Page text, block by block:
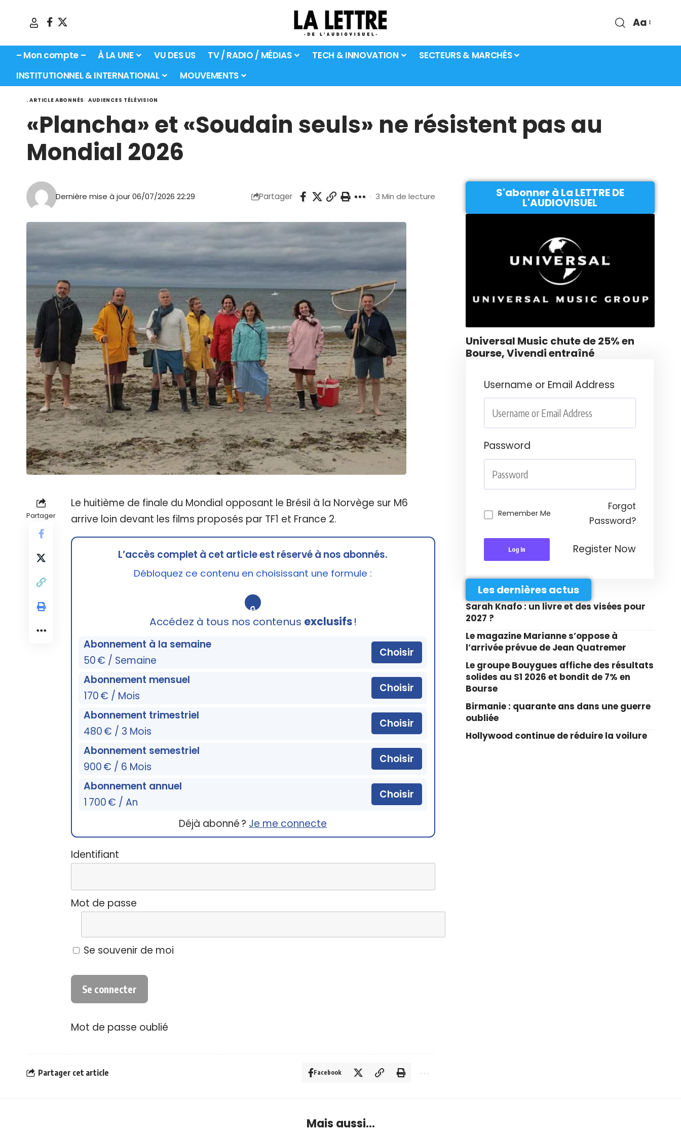
Aa
– Mon compte – À LA UNE VU DES US TV / RADIO / MÉDIAS TECH & INNOVATION
SECTEURS & MARCHÉS
INSTITUTIONNEL & INTERNATIONAL
MOUVEMENTS
. ARTICLE ABONNÉS AUDIENCES TÉLÉVISION
«Plancha» et «Soudain seuls» ne résistent pas au
Mondial 2026
Dernière mise à jour 06/07/2026 22:29 Partager 3 Min de lecture
Partager
Le huitième de finale du Mondial opposant le Brésil à la Norvège sur M6
arrive loin devant les films proposés par TF1 et France 2.
L’accès complet à cet article est réservé à nos abonnés.
Débloquez ce contenu en choisissant une formule :
🔒
Accédez à tous nos contenus exclusifs!
Abonnement à la semaine
50 € / Semaine
Choisir
Abonnement mensuel
170 € / Mois
Choisir
Abonnement trimestriel
480 € / 3 Mois
Choisir
Abonnement semestriel
900 € / 6 Mois
Choisir
Abonnement annuel
1 700 € / An
Choisir
Déjà abonné ? Je me connecte
Identifiant
Mot de passe
Se souvenir de moi
Mot de passe oublié
Partager cet article Facebook
S'abonner à La LETTRE DE
L'AUDIOVISUEL
Universal Music chute de 25% en
Bourse, Vivendi entraîné
Username or Email Address
Password
Remember Me
Forgot
Password?
Log In Register Now
Les dernières actus
Sarah Knafo : un livre et des visées pour
2027 ?
Le magazine Marianne s’oppose à
l’arrivée prévue de Jean Quatremer
Le groupe Bouygues affiche des résultats
solides au S1 2026 et bondit de 7% en
Bourse
Birmanie : quarante ans dans une guerre
oubliée
Hollywood continue de réduire la voilure
Mais aussi...